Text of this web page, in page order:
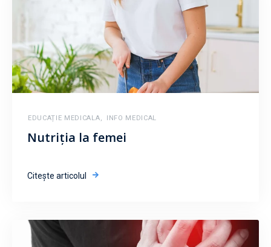
EDUCAȚIE MEDICALA, INFO MEDICAL
Nutriția la femei
Citește articolul